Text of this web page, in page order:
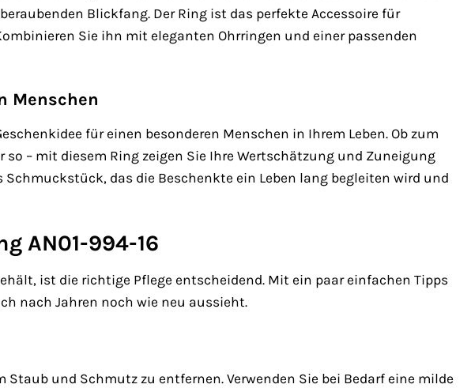
Blickfang. Der Ring ist das perfekte Accessoire für
Sie ihn mit eleganten Ohrringen und einer passenden
Menschen
für einen besonderen Menschen in Ihrem Leben. Ob zum
– mit diesem Ring zeigen Sie Ihre Wertschätzung und Zuneigung
das die Beschenkte ein Leben lang begleiten wird und
AN01-994-16
ist die richtige Pflege entscheidend. Mit ein paar einfachen Tipps
nach Jahren noch wie neu aussieht.
und Schmutz zu entfernen. Verwenden Sie bei Bedarf eine milde